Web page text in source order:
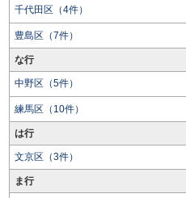
千代田区（4件）
豊島区（7件）
な行
中野区（5件）
練馬区（10件）
は行
文京区（3件）
ま行